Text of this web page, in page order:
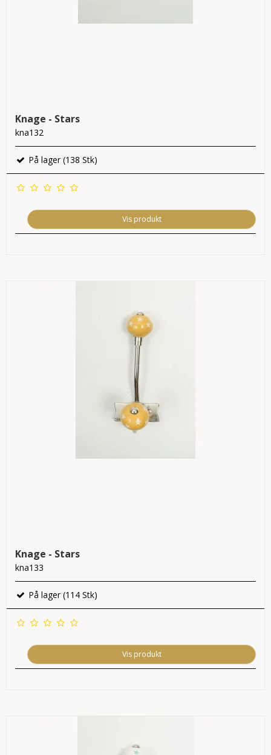
Knage - Stars
kna132
På lager (138 Stk)
Vis produkt
Knage - Stars
kna133
På lager (114 Stk)
Vis produkt